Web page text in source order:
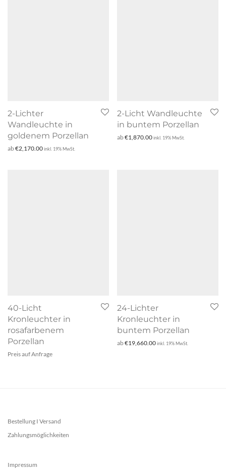
2-Lichter
Wandleuchte in
goldenem Porzellan
ab€2,170.00inkl. 19% MwSt.
2-Licht Wandleuchte
in buntem Porzellan
ab€1,870.00inkl. 19% MwSt.
40-Licht
Kronleuchter in
rosafarbenem
Porzellan
Preis auf Anfrage
24-Lichter
Kronleuchter in
buntem Porzellan
ab€19,660.00inkl. 19% MwSt.
Bestellung I Versand
Zahlungsmöglichkeiten
Impressum